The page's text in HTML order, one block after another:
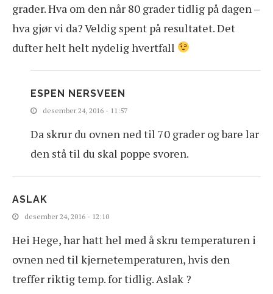
grader. Hva om den når 80 grader tidlig på dagen –
hva gjør vi da? Veldig spent på resultatet. Det
dufter helt helt nydelig hvertfall
ESPEN NERSVEEN
desember 24, 2016 - 11:57
Da skrur du ovnen ned til 70 grader og bare lar
den stå til du skal poppe svoren.
ASLAK
desember 24, 2016 - 12:10
Hei Hege, har hatt hel med å skru temperaturen i
ovnen ned til kjernetemperaturen, hvis den
treffer riktig temp. for tidlig. Aslak ?